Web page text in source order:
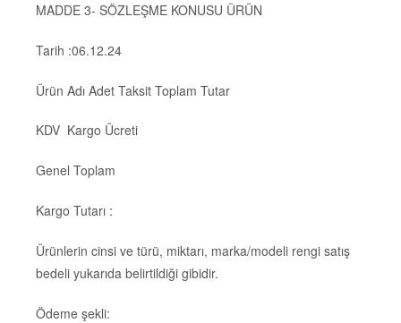
MADDE 3- SÖZLEŞME KONUSU ÜRÜN
Tarih :06.12.24
Ürün Adı Adet Taksit Toplam Tutar
KDV Kargo Ücreti
Genel Toplam
Kargo Tutarı :
Ürünlerin cinsi ve türü, miktarı, marka/modeli rengi satış
bedeli yukarıda belirtildiği gibidir.
Ödeme şekli: